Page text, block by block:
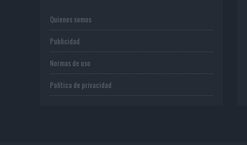
Quienes somos
Publicidad
Normas de uso
Política de privacidad